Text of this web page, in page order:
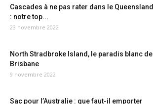
Cascades à ne pas rater dans le Queensland
: notre top...
23 novembre 2022
North Stradbroke Island, le paradis blanc de
Brisbane
9 novembre 2022
Sac pour l’Australie : que faut-il emporter